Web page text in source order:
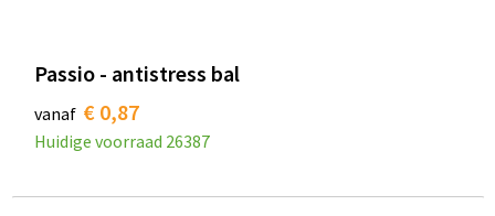
Passio - antistress bal
vanaf € 0,87
Huidige voorraad 26387